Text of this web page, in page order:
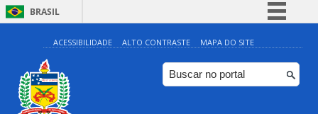
BRASIL
Simplifique!
Comunica BR
Participe
ACESSIBILIDADE ALTO CONTRASTE MAPA DO SITE